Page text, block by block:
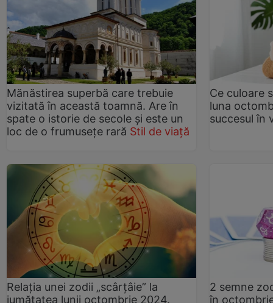
Mănăstirea superbă care trebuie
vizitată în această toamnă. Are în
spate o istorie de secole și este un
loc de o frumusețe rară Stil de viață
Ce culoare
luna
succesul în
Relația unei zodii „scârțâie” la
jumătatea lunii octombrie 2024.
2 semne
în